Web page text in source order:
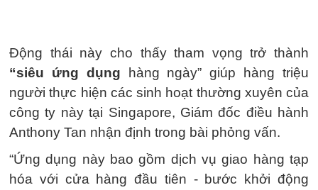
Động thái này cho thấy tham vọng trở thành
“siêu ứng dụng hàng ngày” giúp hàng triệu
người thực hiện các sinh hoạt thường xuyên của
công ty này tại Singapore, Giám đốc điều hành
Anthony Tan nhận định trong bài phỏng vấn.
“Ứng dụng này bao gồm dịch vụ giao hàng tạp
hóa với cửa hàng đầu tiên - bước khởi động